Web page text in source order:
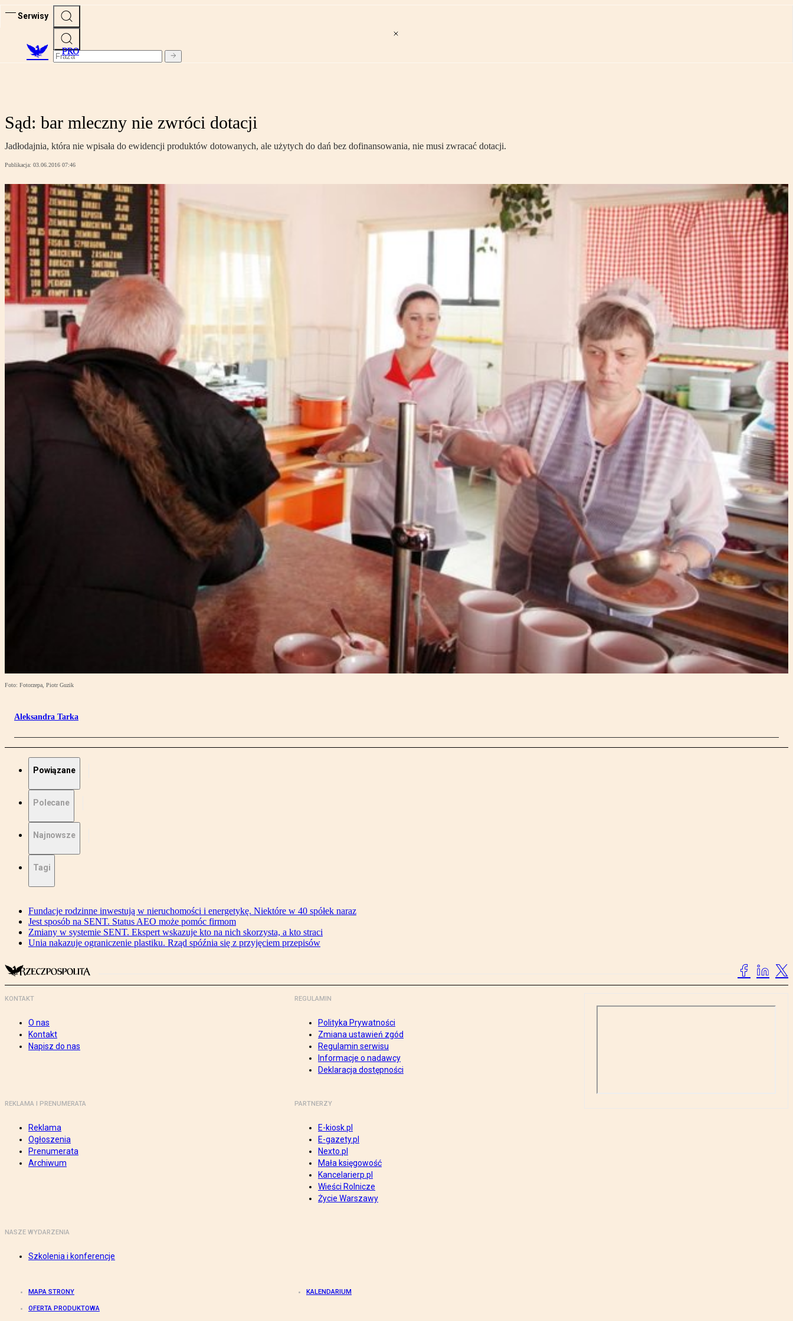
Serwisy
PRO
Sąd: bar mleczny nie zwróci dotacji
Jadłodajnia, która nie wpisała do ewidencji produktów dotowanych, ale użytych do dań bez dofinansowania, nie musi zwracać dotacji.
Publikacja: 03.06.2016 07:46
Foto: Fotorzepa, Piotr Guzik
Aleksandra Tarka
Powiązane
Polecane
Najnowsze
Tagi
Fundacje rodzinne inwestują w nieruchomości i energetykę. Niektóre w 40 spółek naraz
Jest sposób na SENT. Status AEO może pomóc firmom
Zmiany w systemie SENT. Ekspert wskazuje kto na nich skorzysta, a kto straci
Unia nakazuje ograniczenie plastiku. Rząd spóźnia się z przyjęciem przepisów
KONTAKT
O nas
Kontakt
Napisz do nas
REGULAMIN
Polityka Prywatności
Zmiana ustawień zgód
Regulamin serwisu
Informacje o nadawcy
Deklaracja dostępności
REKLAMA I PRENUMERATA
Reklama
Ogłoszenia
Prenumerata
Archiwum
PARTNERZY
E-kiosk.pl
E-gazety.pl
Nexto.pl
Mała księgowość
Kancelarierp.pl
Wieści Rolnicze
Życie Warszawy
NASZE WYDARZENIA
Szkolenia i konferencje
MAPA STRONY KALENDARIUM
OFERTA PRODUKTOWA